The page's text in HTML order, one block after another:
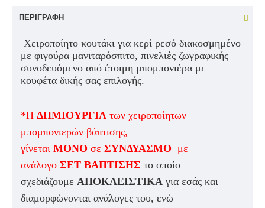
ΠΕΡΙΓΡΑΦΉ
Χειροποίητο κουτάκι για κερί ρεσό διακοσμημένο
με φιγούρα μανιταρόσπιτο, πινελιές ζωγραφικής
συνοδευόμενο από έτοιμη μπομπονιέρα με
κουφέτα δικής σας επιλογής.
*Η ΔΗΜΙΟΥΡΓΙΑ των χειροποίητων
μπομπονιερών βάπτισης,
γίνεται ΜΟΝΟ σε ΣΥΝΔΥΑΣΜΟ με
ανάλογο ΣΕΤ ΒΑΠΤΙΣΗΣ το οποίο
σχεδιάζουμε ΑΠΟΚΛΕΙΣΤΙΚΑ για εσάς και
διαμορφώνονται ανάλογες του, ενώ